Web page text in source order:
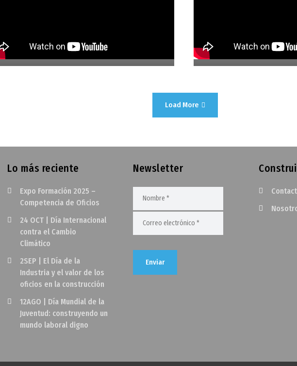
05. Casa Picazo 04. Casa Mali
Load More
Lo más reciente
Expo Formación 2025 –
Competencia de Oficios
24 OCT | Día Internacional
contra el Cambio
Climático
2SEP | El Día de la
Industria y el valor de los
oficios en la construcción
12AGO | Día Mundial de la
Juventud: construyendo un
mundo laboral digno
Newsletter